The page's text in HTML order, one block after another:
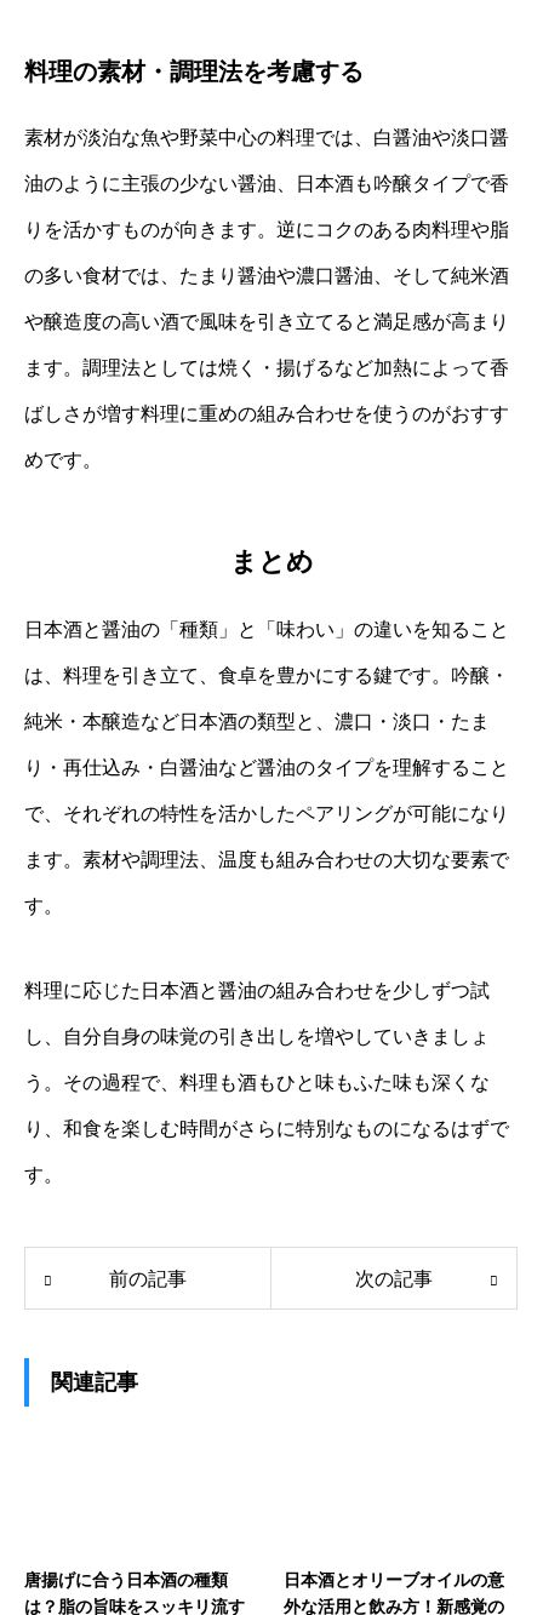
料理の素材・調理法を考慮する
素材が淡泊な魚や野菜中心の料理では、白醤油や淡口醤
油のように主張の少ない醤油、日本酒も吟醸タイプで香
りを活かすものが向きます。逆にコクのある肉料理や脂
の多い食材では、たまり醤油や濃口醤油、そして純米酒
や醸造度の高い酒で風味を引き立てると満足感が高まり
ます。調理法としては焼く・揚げるなど加熱によって香
ばしさが増す料理に重めの組み合わせを使うのがおすす
めです。
まとめ
日本酒と醤油の「種類」と「味わい」の違いを知ること
は、料理を引き立て、食卓を豊かにする鍵です。吟醸・
純米・本醸造など日本酒の類型と、濃口・淡口・たま
り・再仕込み・白醤油など醤油のタイプを理解すること
で、それぞれの特性を活かしたペアリングが可能になり
ます。素材や調理法、温度も組み合わせの大切な要素で
す。
料理に応じた日本酒と醤油の組み合わせを少しずつ試
し、自分自身の味覚の引き出しを増やしていきましょ
う。その過程で、料理も酒もひと味もふた味も深くな
り、和食を楽しむ時間がさらに特別なものになるはずで
す。
前の記事 次の記事
関連記事
唐揚げに合う日本酒の種類
は？脂の旨味をスッキリ流す
日本酒とオリーブオイルの意
外な活用と飲み方！新感覚の